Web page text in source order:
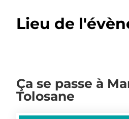
Lieu de
Ça se passe à
Tolosane